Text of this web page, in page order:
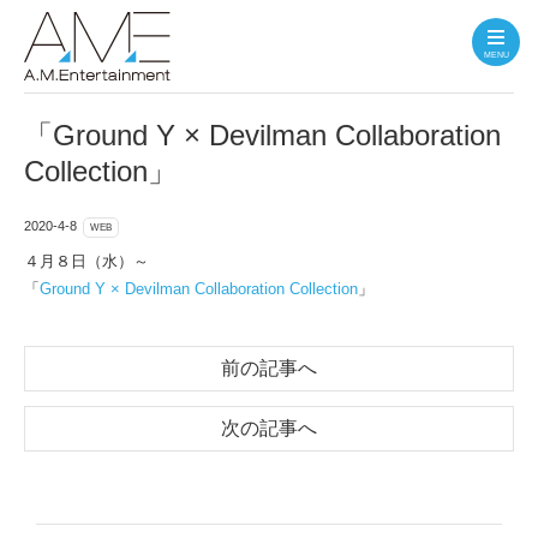
MENU
「Ground Y × Devilman Collaboration
Collection」
2020-4-8 WEB
４月８日（水）～
「 Ground Y × Devilman Collaboration Collection 」
前の記事へ
次の記事へ